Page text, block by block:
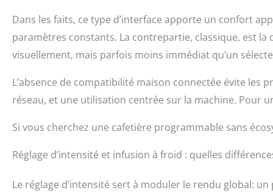
Dans les faits, ce type d’interface apporte un confort
paramètres constants. La contrepartie, classique, est la
visuellement, mais parfois moins immédiat qu’un
L’absence de compatibilité maison connectée évite les
réseau, et une utilisation centrée sur la machine. Pour
Si vous cherchez une cafetière programmable sans
Réglage d’intensité et infusion à froid : quelles
Le réglage d’intensité sert à moduler le rendu global: